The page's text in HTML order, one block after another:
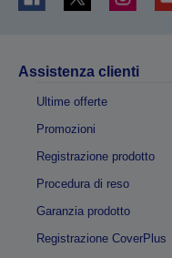
Assistenza clienti
Ultime offerte
Promozioni
Registrazione prodotto
Procedura di reso
Garanzia prodotto
Registrazione CoverPlus